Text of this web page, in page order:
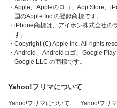
・Apple、Appleのロゴ、App Store、
国のApple Inc.の登録商標です。
・iPhone商標は、アイホン株式会社の
す。
・Copyright (C) Apple Inc. All rights
・Android、Androidロゴ、Google
Google LLC の商標です。
Yahoo!フリマについて
Yahoo!フリマについて Yahoo!フリ